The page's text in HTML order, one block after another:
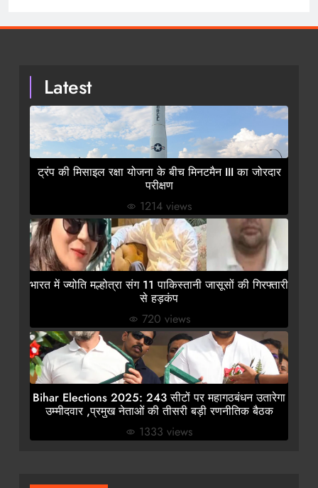
Latest
ट्रंप की मिसाइल रक्षा योजना के बीच मिनटमैन III का जोरदार
परीक्षण
1214 views
भारत में ज्योति मल्होत्रा संग 11 पाकिस्तानी जासूसों की गिरफ्तारी
से हड़कंप
720 views
Bihar Elections 2025: 243 सीटों पर महागठबंधन उतारेगा
उम्मीदवार ,प्रमुख नेताओं की तीसरी बड़ी रणनीतिक बैठक
1333 views